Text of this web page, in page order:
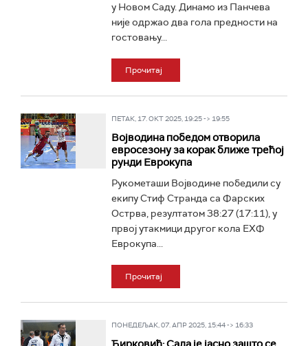
у Новом Саду. Динамо из Панчева
није одржао два гола предности на
гостовању...
Прочитај
ПЕТАК, 17. ОКТ 2025, 19:25 -> 19:55
Војводина победом отворила
евросезону за корак ближе трећој
рунди Еврокупа
Рукометаши Војводине победили су
екипу Стиф Странда са Фарских
Острва, резултатом 38:27 (17:11), у
првој утакмици другог кола ЕХФ
Еврокупа...
Прочитај
ПОНЕДЕЉАК, 07. АПР 2025, 15:44 -> 16:33